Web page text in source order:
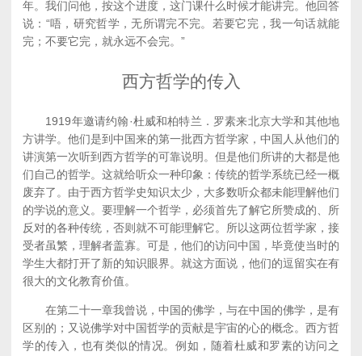
年。我们问他，按这个进度，这门课什么时候才能讲完。他回答
说：“唔，研究哲学，无所谓完不完。若要它完，我一句话就能
完；不要它完，就永远不会完。”
西方哲学的传入
1919年邀请约翰·杜威和柏特兰．罗素来北京大学和其他地
方讲学。他们是到中国来的第一批西方哲学家，中国人从他们的
讲演第一次听到西方哲学的可靠说明。但是他们所讲的大都是他
们自己的哲学。这就给听众一种印象：传统的哲学系统已经一概
废弃了。由于西方哲学史知识太少，大多数听众都未能理解他们
的学说的意义。要理解一个哲学，必须首先了解它所赞成的、所
反对的各种传统，否则就不可能理解它。所以这两位哲学家，接
受者虽繁，理解者盖寡。可是，他们的访问中国，毕竟使当时的
学生大都打开了新的知识眼界。就这方面说，他们的逗留实在有
很大的文化教育价值。
在第二十一章我曾说，中国的佛学，与在中国的佛学，是有
区别的；又说佛学对中国哲学的贡献是宇宙的心的概念。西方哲
学的传入，也有类似的情况。例如，随着杜威和罗素的访问之